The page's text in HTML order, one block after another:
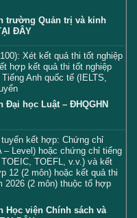
trường Quản trị và kinh
ĐÂY
Xét kết quả thi tốt nghiệp
hợp kết quả thi tốt nghiệp
Anh quốc tế (IELTS,
Đại học Luật – ĐHQGHN
kết hợp: Chứng chỉ
– Level) hoặc chứng chỉ tiếng
TOEFL, v.v.) và kết
12 (2 môn) hoặc kết quả thi
2026 (2 môn) thuộc tổ hợp
Học viện Chính sách và